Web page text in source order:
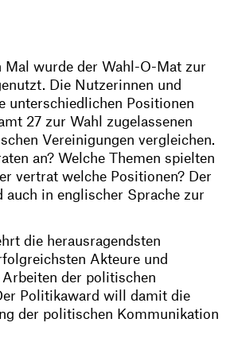
Mal wurde der Wahl-O-Mat zur
Die Nutzerinnen und
unterschiedlichen Positionen
27 zur Wahl zugelassenen
Vereinigungen vergleichen.
an? Welche Themen spielten
vertrat welche Positionen? Der
auch in englischer Sprache zur
die herausragendsten
Akteure und
der politischen
Politikaward will damit die
der politischen Kommunikation